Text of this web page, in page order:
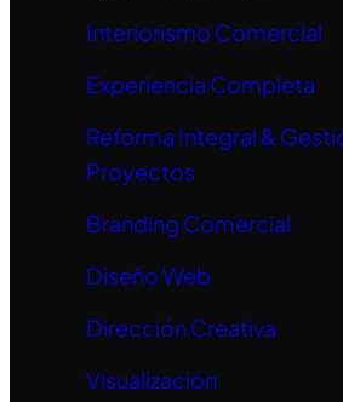
Interiorismo Comercial
Experiencia Completa
Reforma Integral &
Proyectos
Branding Comercial
Diseño Web
Dirección Creativa
Visualización